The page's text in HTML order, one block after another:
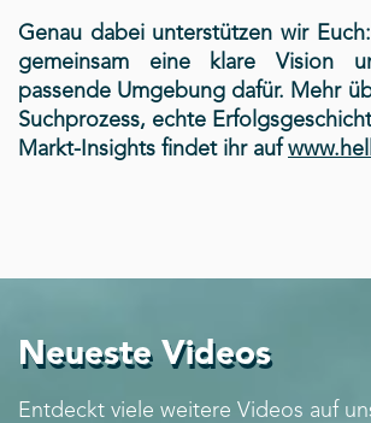
Genau dabei unterstützen wir
gemeinsam eine klare Vision
passende Umgebung dafür. Mehr
Suchprozess, echte
Markt-Insights findet ihr auf
Neueste Videos
Entdeckt viele weitere Videos auf